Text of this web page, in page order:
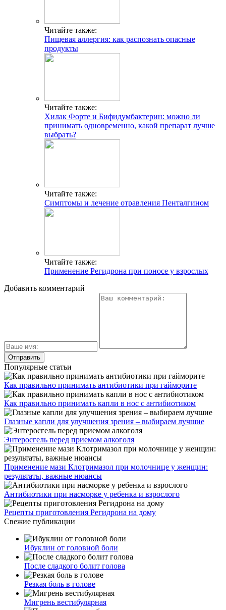
Читайте также:
Пищевая аллергия: как распознать опасные
продукты
Читайте также:
Хилак Форте и Бифидумбактерин: можно ли
принимать одновременно, какой препарат лучше
выбрать?
Читайте также:
Симптомы и лечение отравления Пенталгином
Читайте также:
Применение Регидрона при поносе у взрослых
Добавить комментарий
Популярные статьи
Как правильно принимать антибиотики при гайморите
Как правильно принимать капли в нос с антибиотиком
Глазные капли для улучшения зрения – выбираем лучшие
Энтеросгель перед приемом алкоголя
Применение мази Клотримазол при молочнице у женщин:
результаты, важные нюансы
Антибиотики при насморке у ребенка и взрослого
Рецепты приготовления Регидрона на дому
Свежие публикации
Ибуклин от головной боли
После сладкого болит голова
Резкая боль в голове
Мигрень вестибулярная